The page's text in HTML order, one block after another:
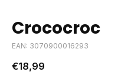
Crococroc
EAN: 3070900016293
€18,99